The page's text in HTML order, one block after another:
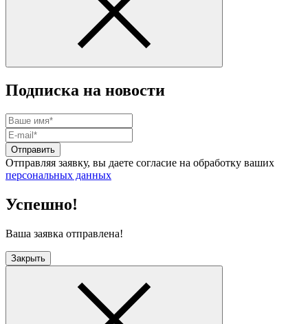
Подписка на новости
Отправить
Отправляя заявку, вы даете согласие на обработку ваших
персональных данных
Успешно!
Ваша заявка отправлена!
Закрыть